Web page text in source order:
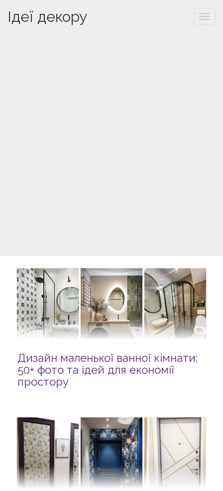
Ідеї декору
Дизайн маленької ванної кімнати:
50+ фото та ідей для економії
простору